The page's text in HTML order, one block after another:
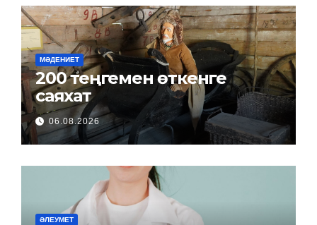
МӘДЕНИЕТ
200 теңгемен өткенге
саяхат
06.08.2026
ӘЛЕУМЕТ